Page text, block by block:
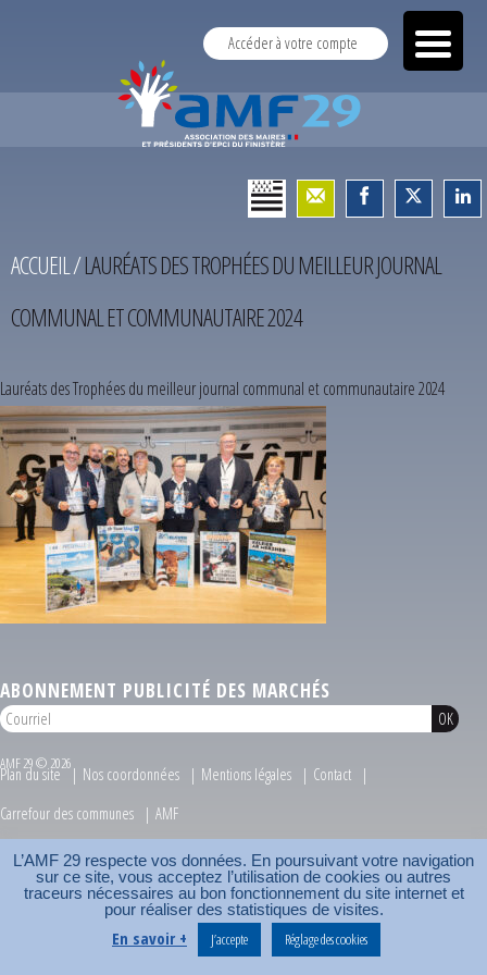
Accéder à votre compte
ACCUEIL/LAURÉATS DES TROPHÉES DU MEILLEUR JOURNAL
COMMUNAL ET COMMUNAUTAIRE 2024
Lauréats des Trophées du meilleur journal communal et communautaire 2024
ABONNEMENT PUBLICITÉ DES MARCHÉS
AMF 29 © 2026
Plan du site Nos coordonnées Mentions légales
Contact
Carrefour des communes
AMF
L’AMF 29 respecte vos données. En poursuivant votre navigation
sur ce site, vous acceptez l’utilisation de cookies ou autres
traceurs nécessaires au bon fonctionnement du site internet et
pour réaliser des statistiques de visites.
En savoir + J’accepte Réglage des cookies